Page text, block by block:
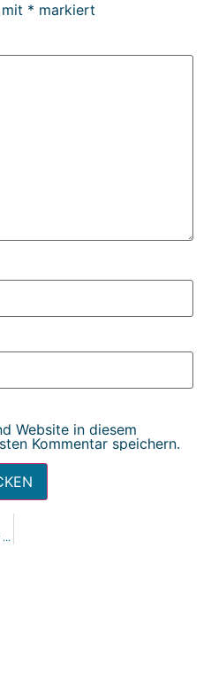
* markiert
Website in diesem
Kommentar speichern.
News – Award – Näh-Zubehör – Verlosung – Rabattcode Nähwelt Flach